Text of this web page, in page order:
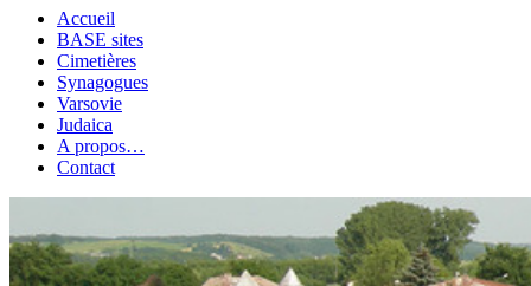
Accueil
BASE sites
Cimetières
Synagogues
Varsovie
Judaica
A propos…
Contact